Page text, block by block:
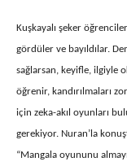
Kuşkayalı şeker
gördüler ve bayıldılar.
sağlarsan, keyifle, ilgiyle
öğrenir, kandırılmaları
için zeka-akıl oyunları
gerekiyor. Nuran’la
“Mangala oyununu